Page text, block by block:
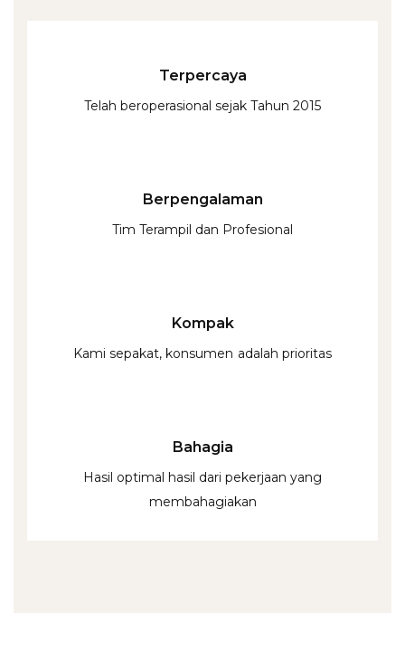
Terpercaya
Telah beroperasional sejak Tahun 2015
Berpengalaman
Tim Terampil dan Profesional
Kompak
Kami sepakat, konsumen adalah prioritas
Bahagia
Hasil optimal hasil dari pekerjaan yang
membahagiakan